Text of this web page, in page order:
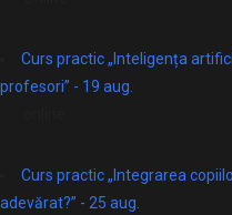
Curs practic „Inteligența
profesori” - 19 aug.
Curs practic „Integrarea
adevărat?” - 25 aug.